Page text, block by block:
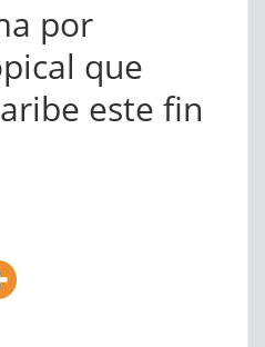
por
que
este fin